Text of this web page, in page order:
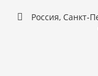
Россия, Санкт-